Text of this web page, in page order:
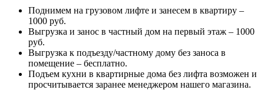
Поднимем на грузовом лифте и занесем в квартиру –
1000 руб.
Выгрузка и занос в частный дом на первый этаж – 1000
руб.
Выгрузка к подъезду/частному дому без заноса в
помещение – бесплатно.
Подъем кухни в квартирные дома без лифта возможен и
просчитывается заранее менеджером нашего магазина.